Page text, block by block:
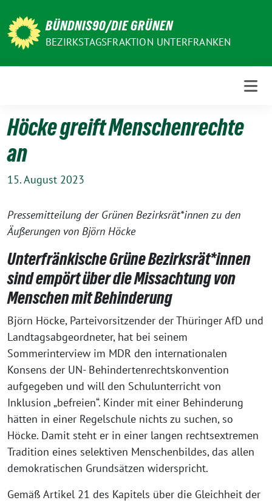
zum
Inhalt
BÜNDNIS90/DIE GRÜNEN
BEZIRKSTAGSFRAKTION UNTERFRANKEN
Höcke greift Menschenrechte
an
15. August 2023
Pressemitteilung der Grünen Bezirksrät*innen zu den
Äußerungen von Björn Höcke
Unterfränkische Grüne Bezirksrät*innen
sind empört über die Missachtung von
Menschen mit Behinderung
Björn Höcke, Parteivorsitzender der Thüringer AfD und
Landtagsabgeordneter, hat bei seinem
Sommerinterview im MDR den internationalen
Konsens der UN- Behindertenrechtskonvention
aufgegeben und will den Schulunterricht von
Inklusion „befreien“. Kinder mit einer Behinderung
hätten in einer Regelschule nichts zu suchen, so
Höcke. Damit steht er in einer langen rechtsextremen
Tradition eines selektiven Menschenbildes, das allen
demokratischen Grundsätzen widerspricht.
Gemäß Artikel 21 des Kapitels über die Gleichheit der